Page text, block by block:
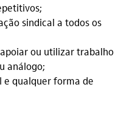
sindical a todos os
ou utilizar trabalho
análogo;
e qualquer forma de